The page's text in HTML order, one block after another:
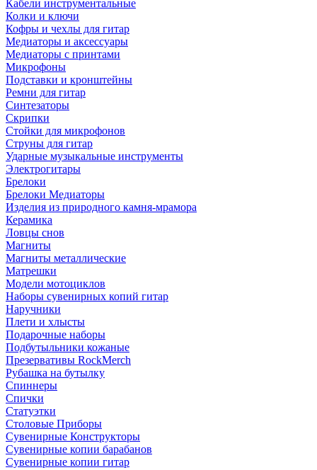
Кабели инструментальные
Колки и ключи
Кофры и чехлы для гитар
Медиаторы и аксессуары
Медиаторы с принтами
Микрофоны
Подставки и кронштейны
Ремни для гитар
Синтезаторы
Скрипки
Стойки для микрофонов
Струны для гитар
Ударные музыкальные инструменты
Электрогитары
Брелоки
Брелоки Медиаторы
Изделия из природного камня-мрамора
Керамика
Ловцы снов
Магниты
Магниты металлические
Матрешки
Модели мотоциклов
Наборы сувенирных копий гитар
Наручники
Плети и хлысты
Подарочные наборы
Подбутыльники кожаные
Презервативы RockMerch
Рубашка на бутылку
Спиннеры
Спички
Статуэтки
Столовые Приборы
Сувенирные Конструкторы
Сувенирные копии барабанов
Сувенирные копии гитар